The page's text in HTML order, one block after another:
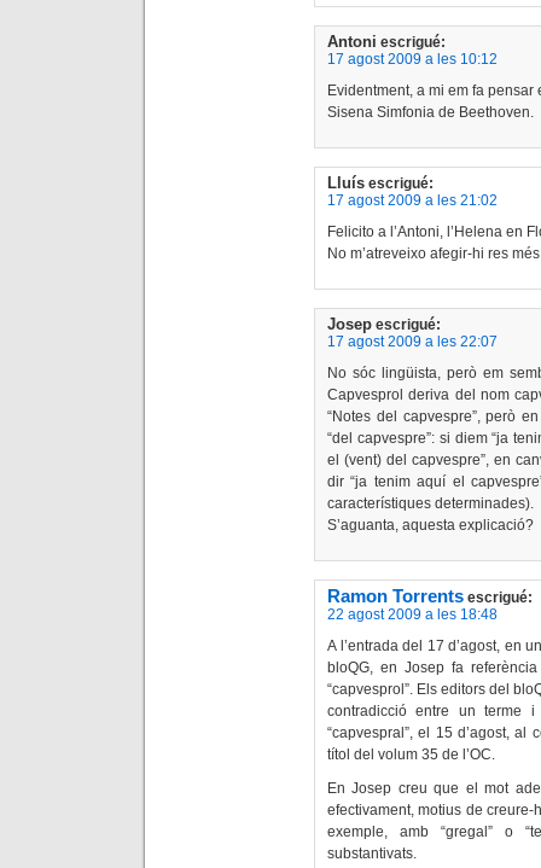
Antoni escrigué:
17 agost 2009 a les 10:12
Evidentment, a mi em fa pensar
Sisena Simfonia de Beethoven.
Lluís escrigué:
17 agost 2009 a les 21:02
Felicito a l’Antoni, l’Helena en
No m’atreveixo afegir-hi res
Josep escrigué:
17 agost 2009 a les 22:07
No sóc lingüista, però em
Capvesprol deriva del nom
“Notes del capvespre”, però
“del capvespre”: si diem “ja
el (vent) del capvespre”, en
dir “ja tenim aquí el
característiques determinades).
S’aguanta, aquesta explicació?
Ramon Torrents escrigué:
22 agost 2009 a les 18:48
A l’entrada del 17 d’agost, en
bloQG, en Josep fa
“capvesprol”. Els editors del
contradicció entre un terme
“capvespral”, el 15 d’agost, al
títol del volum 35 de l’OC.
En Josep creu que el mot
efectivament, motius de creure-
exemple, amb “gregal” o
substantivats.